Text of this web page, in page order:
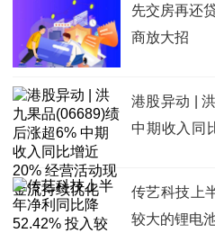
先交房再还
商放大招
港股异动 |
中期收入同
传艺科技上
较大的锂电